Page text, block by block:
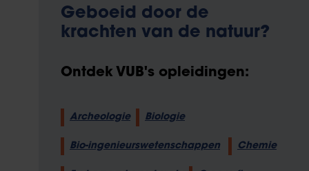
Geboeid door de
krachten van de natuur?
Ontdek VUB's opleidingen:
Archeologie Biologie
Bio-ingenieurswetenschappen Chemie